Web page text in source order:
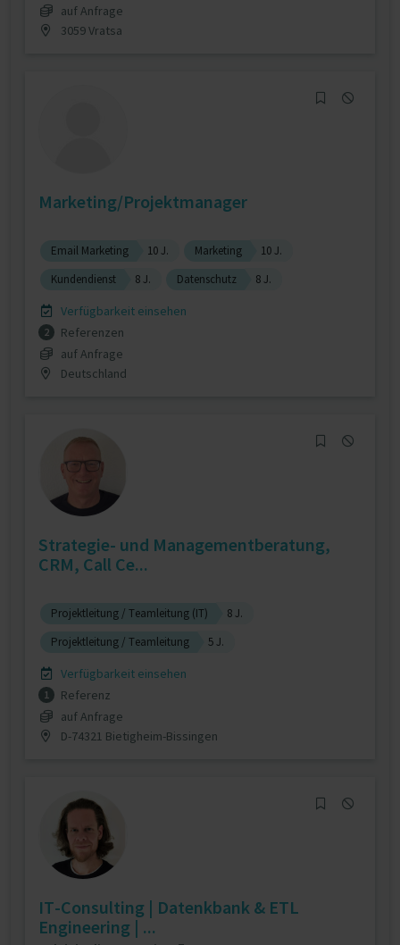
auf Anfrage
3059 Vratsa
Marketing/Projektmanager
Email Marketing 10 J. Marketing
10 J.
Kundendienst
8 J. Datenschutz 8 J.
Verfügbarkeit einsehen
2
Referenzen
auf Anfrage
Deutschland
Strategie- und Managementberatung,
CRM, Call Ce...
Projektleitung / Teamleitung (IT)
8 J.
Projektleitung / Teamleitung
5 J.
Verfügbarkeit einsehen
1
Referenz
auf Anfrage
D-74321 Bietigheim-Bissingen
IT-Consulting | Datenkbank & ETL
Engineering | ...